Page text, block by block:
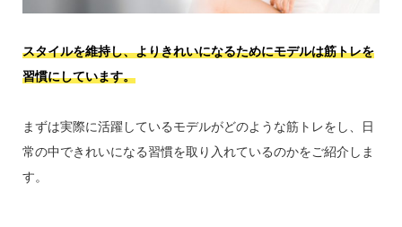
スタイルを維持し、よりきれいになるためにモデルは筋トレを
習慣にしています。
まずは実際に活躍しているモデルがどのような筋トレをし、日
常の中できれいになる習慣を取り入れているのかをご紹介しま
す。